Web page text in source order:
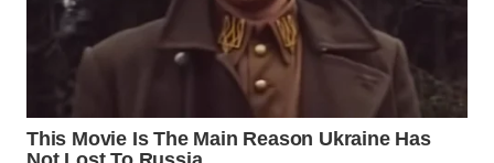
WN
CIREBON
INDRAMAYU